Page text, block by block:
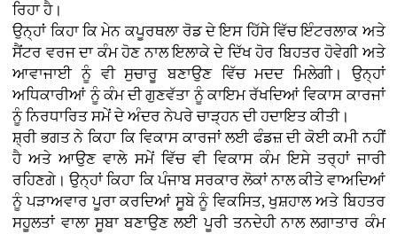
ਰਿਹਾ ਹੈ।
ਉਨ੍ਹਾਂ ਕਿਹਾ ਕਿ ਮੇਨ ਕਪੂਰਥਲਾ ਰੋਡ ਦੇ ਇਸ ਹਿੱਸੇ ਵਿੱਚ ਇੰਟਰਲਾਕ ਅਤੇ
ਸੈਂਟਰ ਵਰਜ ਦਾ ਕੰਮ ਹੋਣ ਨਾਲ ਇਲਾਕੇ ਦੇ ਦਿੱਖ ਹੋਰ ਬਿਹਤਰ ਹੋਵੇਗੀ ਅਤੇ
ਆਵਾਜਾਈ ਨੂੰ ਵੀ ਸੁਚਾਰੂ ਬਣਾਉਣ ਵਿੱਚ ਮਦਦ ਮਿਲੇਗੀ। ਉਨ੍ਹਾਂ
ਅਧਿਕਾਰੀਆਂ ਨੂੰ ਕੰਮ ਦੀ ਗੁਣਵੱਤਾ ਨੂੰ ਕਾਇਮ ਰੱਖਦਿਆਂ ਵਿਕਾਸ ਕਾਰਜਾਂ
ਨੂੰ ਨਿਰਧਾਰਿਤ ਸਮੇਂ ਦੇ ਅੰਦਰ ਨੇਪਰੇ ਚਾੜ੍ਹਨ ਦੀ ਹਦਾਇਤ ਕੀਤੀ।
ਸ਼੍ਰੀ ਭਗਤ ਨੇ ਕਿਹਾ ਕਿ ਵਿਕਾਸ ਕਾਰਜਾਂ ਲਈ ਫੰਡਜ਼ ਦੀ ਕੋਈ ਕਮੀ ਨਹੀਂ
ਹੈ ਅਤੇ ਆਉਣ ਵਾਲੇ ਸਮੇਂ ਵਿੱਚ ਵੀ ਵਿਕਾਸ ਕੰਮ ਇਸੇ ਤਰ੍ਹਾਂ ਜਾਰੀ
ਰਹਿਣਗੇ। ਉਨ੍ਹਾਂ ਕਿਹਾ ਕਿ ਪੰਜਾਬ ਸਰਕਾਰ ਲੋਕਾਂ ਨਾਲ ਕੀਤੇ ਵਾਅਦਿਆਂ
ਨੂੰ ਪੜਾਅਵਾਰ ਪੂਰਾ ਕਰਦਿਆਂ ਸੂਬੇ ਨੂੰ ਵਿਕਸਿਤ, ਖੁਸ਼ਹਾਲ ਅਤੇ ਬਿਹਤਰ
ਸਹੂਲਤਾਂ ਵਾਲਾ ਸੂਬਾ ਬਣਾਉਣ ਲਈ ਪੂਰੀ ਤਨਦੇਹੀ ਨਾਲ ਲਗਾਤਾਰ ਕੰਮ